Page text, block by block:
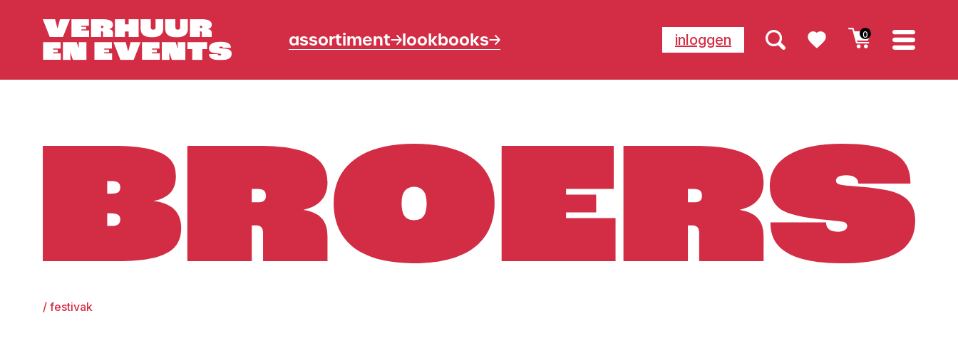
assortiment lookbooks inloggen 0
/ festivak